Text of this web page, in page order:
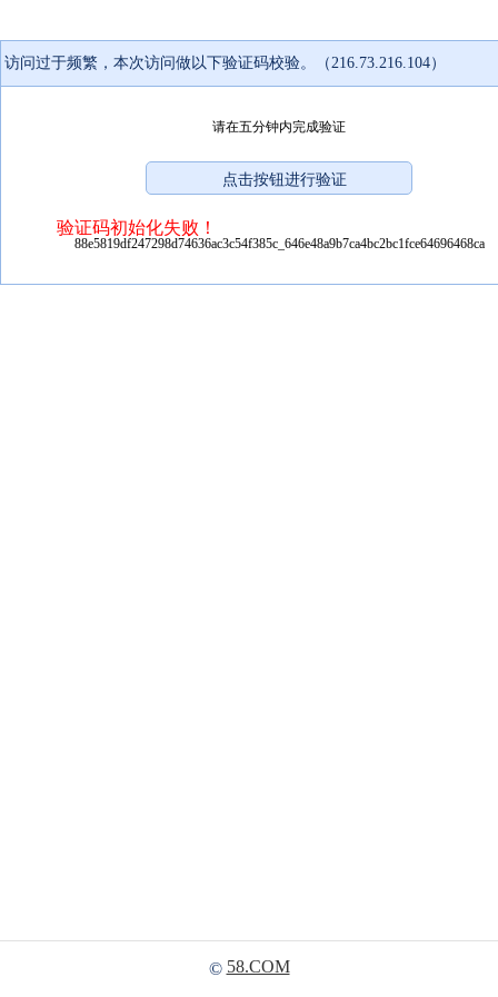
访问过于频繁，本次访问做以下验证码校验。（216.73.216.104）
请在五分钟内完成验证
验证码初始化失败！
88e5819df247298d74636ac3c54f385c_646e48a9b7ca4bc2bc1fce64696468ca
© 58.COM